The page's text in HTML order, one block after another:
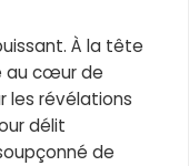
À la tête
au cœur de
les révélations
délit
de